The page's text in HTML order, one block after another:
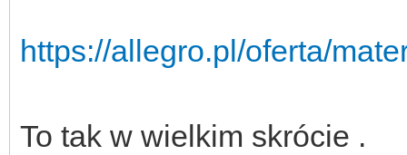
https://allegro.pl/oferta/
To tak w wielkim skrócie .